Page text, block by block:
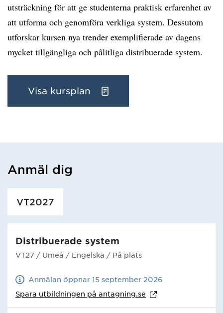
utsträckning för att ge studenterna praktisk erfarenhet av
att utforma och genomföra verkliga system. Dessutom
utforskar kursen nya trender exemplifierade av dagens
mycket tillgängliga och pålitliga distribuerade system.
Visa kursplan
Anmäl dig
VT2027
Distribuerade system
VT27 / Umeå / Engelska / På plats
Anmälan öppnar 15 september 2026
Spara utbildningen på antagning.se